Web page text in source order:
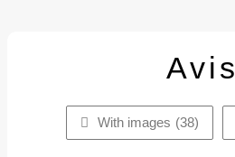
Avis
With images (38)